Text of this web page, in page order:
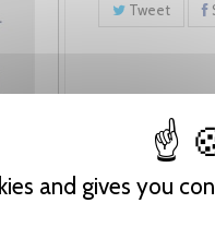
and gives you
Tweet